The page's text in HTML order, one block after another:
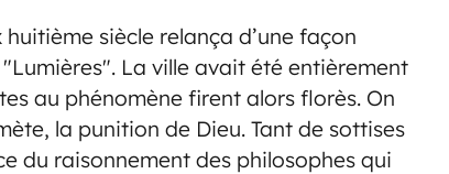
huitième siècle relança d’une façon
La ville avait été entièrement
au phénomène firent alors florès. On
la punition de Dieu. Tant de sottises
du raisonnement des philosophes qui